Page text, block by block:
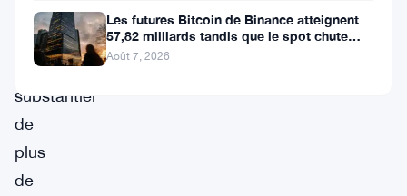
transfert
inattendu
substantiel
de
plus
de
Les futures Bitcoin de Binance atteignent
57,82 milliards tandis que le spot chute
huit fois
Août 7, 2026